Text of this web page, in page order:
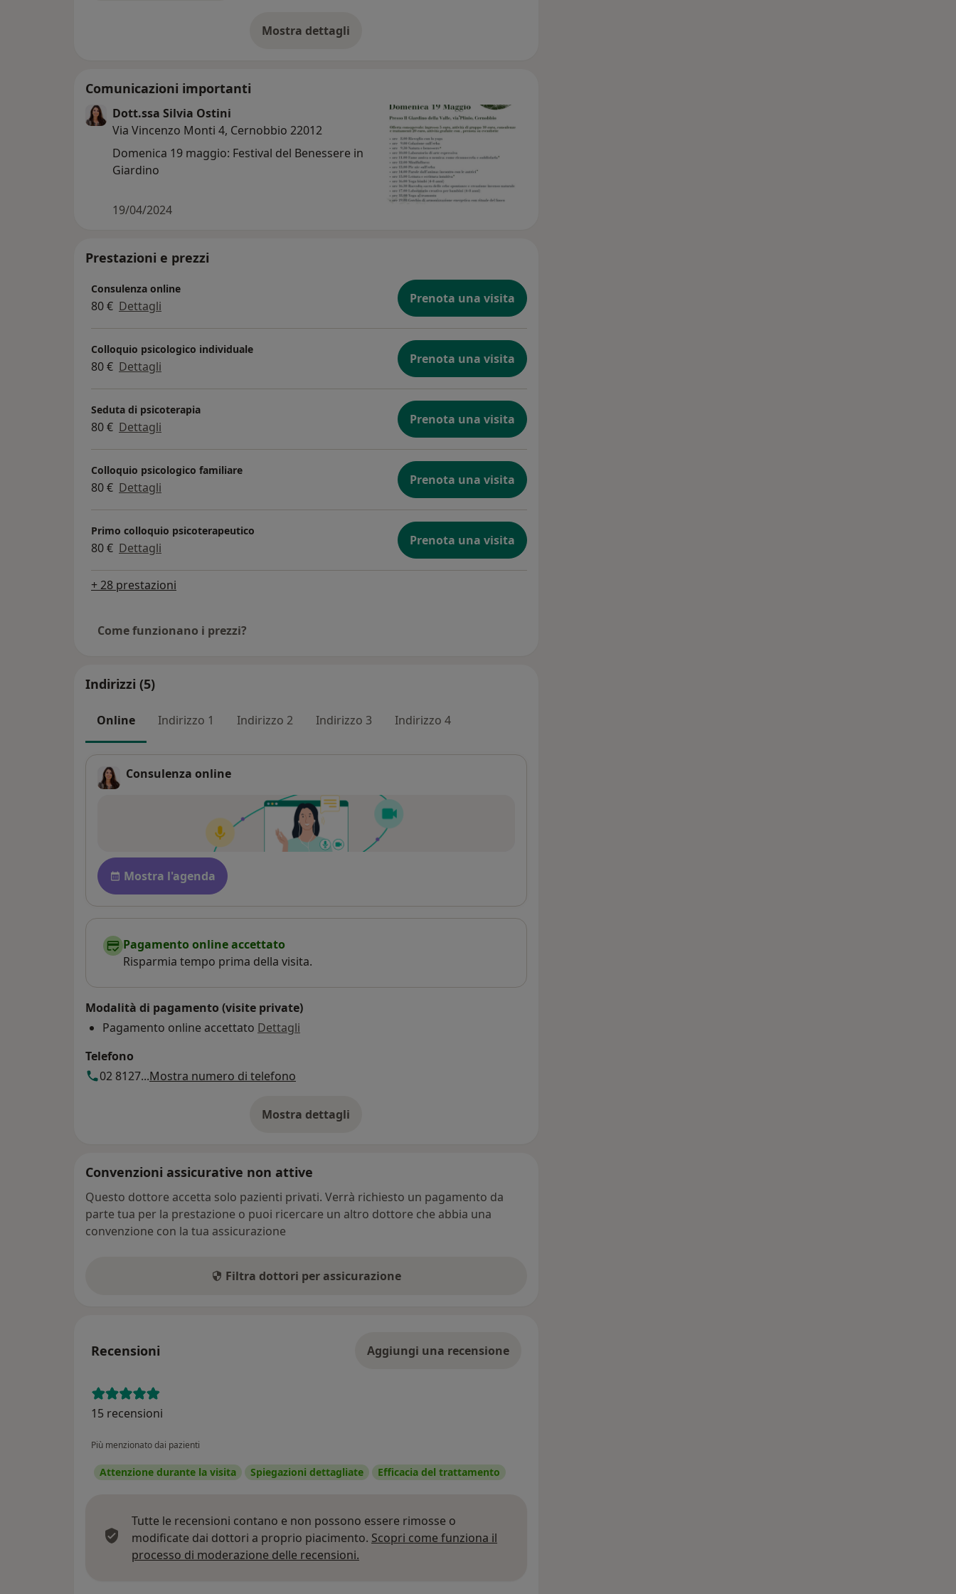
Mostra dettagli
sull'esperienza
Comunicazioni importanti
Dott.ssa Silvia Ostini
Via Vincenzo Monti 4, Cernobbio 22012
Domenica 19 maggio: Festival del Benessere in
Giardino
19/04/2024
Prestazioni e prezzi
Consulenza online
80 € Dettagli Prenota una visita
Colloquio psicologico individuale
80 € Dettagli Prenota una visita
Seduta di psicoterapia
80 € Dettagli Prenota una visita
Colloquio psicologico familiare
80 € Dettagli Prenota una visita
Primo colloquio psicoterapeutico
80 € Dettagli Prenota una visita
+ 28 prestazioni
Come funzionano i prezzi?
Indirizzi (5)
Online Indirizzo 1 Indirizzo 2 Indirizzo 3 Indirizzo 4
Consulenza online
Disponibilità
Mostra l'agenda
Pagamento online accettato
Risparmia tempo prima della visita.
Modalità di pagamento (visite private)
Pagamento online accettato Dettagli
Telefono
02 8127...Mostra numero di telefono
Mostra dettagli
sull'indirizzo
Convenzioni assicurative non attive
Questo dottore accetta solo pazienti privati. Verrà richiesto un pagamento da
parte tua per la prestazione o puoi ricercare un altro dottore che abbia una
convenzione con la tua assicurazione
Filtra dottori per assicurazione
Recensioni Aggiungi una recensione
15 recensioni
Più menzionato dai pazienti
Attenzione durante la visita Spiegazioni dettagliate Efficacia del trattamento
Tutte le recensioni contano e non possono essere rimosse o
modificate dai dottori a proprio piacimento. Scopri come funziona il
processo di moderazione delle recensioni.